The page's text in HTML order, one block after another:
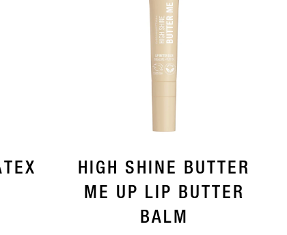
HIGH SHINE BUTTER
ME UP LIP BUTTER
BALM